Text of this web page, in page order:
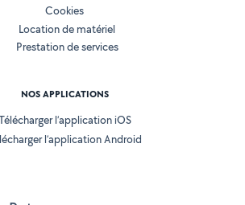
Cookies
Location de matériel
Prestation de services
NOS APPLICATIONS
l’application iOS
l’application Android